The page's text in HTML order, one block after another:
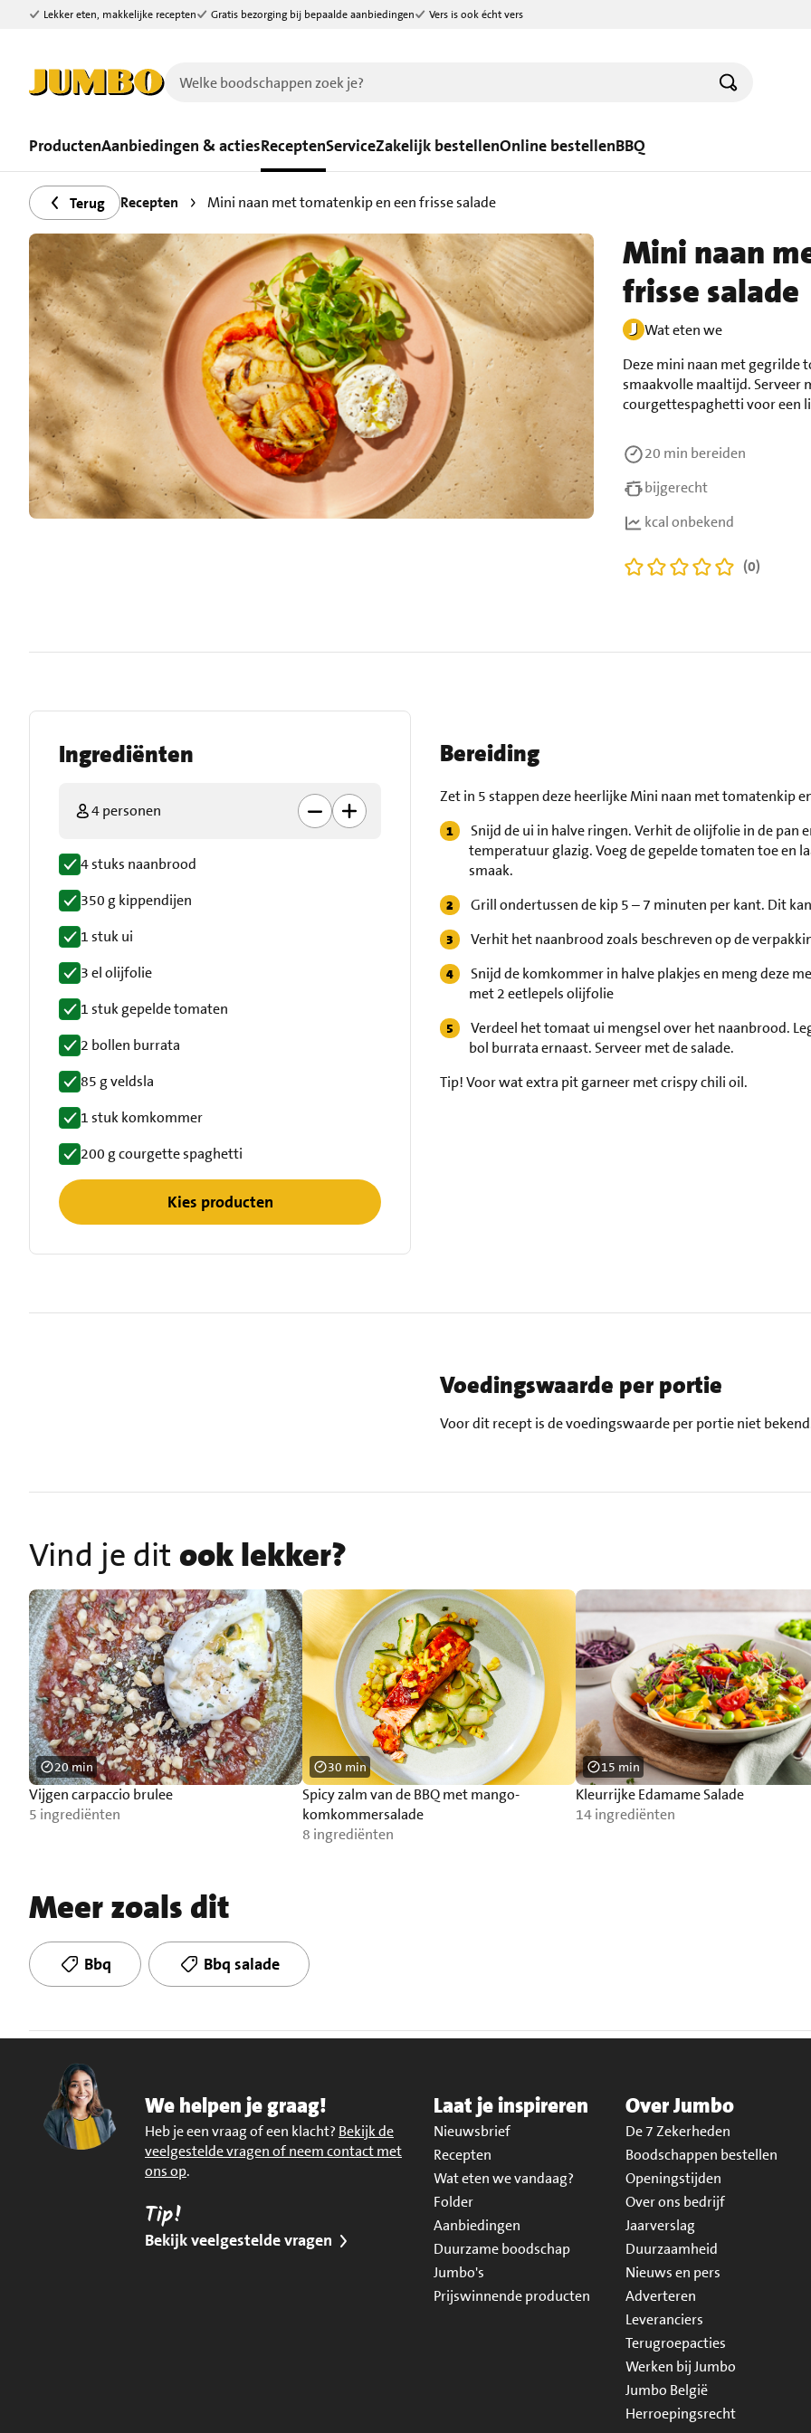
Ga naar zoeken
Ga naar hoofdinhoud
Lekker eten, makkelijke recepten Gratis bezorging bij bepaalde aanbiedingen Vers is ook écht vers
ProductenAanbiedingen & actiesReceptenServiceZakelijk bestellenOnline bestellenBBQ
Terug Recepten Mini naan met tomatenkip en een frisse salade
Mini naan
frisse salade
Wat eten we
Deze mini naan met gegrilde
smaakvolle maaltijd. Serveer
courgettespaghetti voor een
20 min bereiden
bijgerecht
kcal onbekend
(0)
Ingrediënten
4 personen
4 stuks naanbrood
350 g kippendijen
1 stuk ui
3 el olijfolie
1 stuk gepelde tomaten
2 bollen burrata
85 g veldsla
1 stuk komkommer
200 g courgette spaghetti
Kies producten
Bereiding
Zet in 5 stappen deze heerlijke Mini naan met tomatenkip
Snijd de ui in halve ringen. Verhit de olijfolie in de
temperatuur glazig. Voeg de gepelde tomaten toe en
smaak.
Grill ondertussen de kip 5 – 7 minuten per kant. Dit
Verhit het naanbrood zoals beschreven op de
Snijd de komkommer in halve plakjes en meng deze
met 2 eetlepels olijfolie
Verdeel het tomaat ui mengsel over het naanbrood.
bol burrata ernaast. Serveer met de salade.
Tip! Voor wat extra pit garneer met crispy chili oil.
Voedingswaarde per portie
Voor dit recept is de voedingswaarde per portie niet
Vind je ditook lekker?
Vijgen carpaccio brulee
5 ingrediënten
20 min
Spicy zalm van de BBQ met mango-
komkommersalade
8 ingrediënten
30 min
Kleurrijke Edamame Salade
14 ingrediënten
15 min
Meer zoals dit
Bbq Bbq salade
We helpen je graag!
Heb je een vraag of een klacht? Bekijk de
veelgestelde vragen of neem contact met
ons op.
Tip!
Bekijk veelgestelde vragen
Laat je inspireren
Nieuwsbrief
Recepten
Wat eten we vandaag?
Folder
Aanbiedingen
Duurzame boodschap
Jumbo's
Prijswinnende producten
Over Jumbo
De 7 Zekerheden
Boodschappen bestellen
Openingstijden
Over ons bedrijf
Jaarverslag
Duurzaamheid
Nieuws en pers
Adverteren
Leveranciers
Terugroepacties
Werken bij Jumbo
Jumbo België
Herroepingsrecht